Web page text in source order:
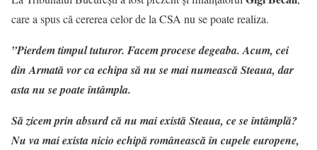
care a spus că cererea celor de la CSA nu se poate realiza.
”Pierdem timpul tuturor. Facem procese degeaba. Acum, cei
din Armată vor ca echipa să nu se mai numească Steaua, dar
asta nu se poate întâmpla.
Să zicem prin absurd că nu mai există Steaua, ce se întâmplă?
Nu va mai exista nicio echipă românească în cupele europene,